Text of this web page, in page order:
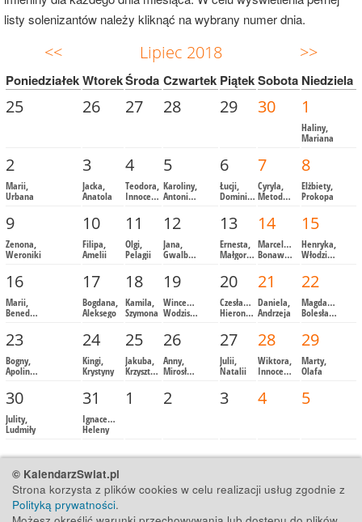
listy solenizantów należy kliknąć na wybrany numer dnia.
<< Lipiec 2018 >>
PoniedziałekWtorekŚroda Czwartek PiątekSobota Niedziela
25 26 27 28 29 30 1
Haliny,
Mariana
2
Marii,
Urbana
3
Jacka,
Anatola
4
Teodora,
Innocentego
5
Karoliny,
Antoniego
6
Łucji,
Dominika
7
Cyryla,
Metodego
8
Elżbiety,
Prokopa
9
Zenona,
Weroniki
10
Filipa,
Amelii
11
Olgi,
Pelagii
12
Jana,
Gwalberta
13
Ernesta,
Małgorzaty
14
Marceliny,
Bonawentury
15
Henryka,
Włodzimierza
16
Marii,
Benedykta
17
Bogdana,
Aleksego
18
Kamila,
Szymona
19
Wincentego,
Wodzisława
20
Czesława,
Hieronima
21
Daniela,
Andrzeja
22
Magdaleny,
Bolesława
23
Bogny,
Apolinarego
24
Kingi,
Krystyny
25
Jakuba,
Krzysztofa
26
Anny,
Mirosławy
27
Julii,
Natalii
28
Wiktora,
Innocentego
29
Marty,
Olafa
30
Julity,
Ludmiły
31
Ignacego,
Heleny
1 2 3 4 5
© KalendarzSwiat.pl
Strona korzysta z plików cookies w celu realizacji usług zgodnie z
Polityką prywatności.